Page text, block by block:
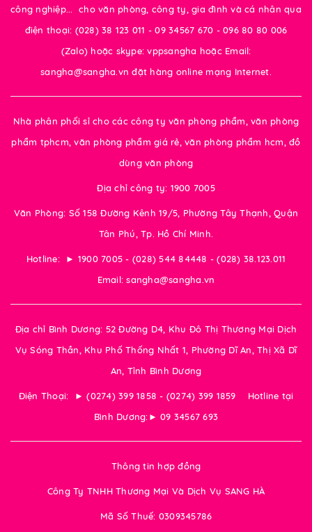
công nghiệp... cho văn phòng, công ty, gia đình và cá nhân qua
điện thoại: (028) 38 123 011 - 09 34567 670 - 096 80 80 006
(Zalo) hoặc skype: vppsangha hoặc Email:
sangha@sangha.vn đặt hàng online mạng Internet.
Nhà phân phối sỉ cho các công ty văn phòng phẩm, văn phòng
phẩm tphcm, văn phòng phẩm giá rẻ, văn phòng phẩm hcm, đồ
dùng văn phòng
Địa chỉ công ty: 1900 7005
Văn Phòng: Số 158 Đường Kênh 19/5, Phường Tây Thạnh, Quận
Tân Phú, Tp. Hồ Chí Minh.
Hotline: ► 1900 7005 - (028) 544 84448 - (028) 38.123.011
Email: sangha@sangha.vn
Địa chỉ Bình Dương: 52 Đường D4, Khu Đô Thị Thương Mại Dịch
Vụ Sóng Thần, Khu Phố Thống Nhất 1, Phường Dĩ An, Thị Xã Dĩ
An, Tỉnh Bình Dương
Điện Thoại: ► (0274) 399 1858 - (0274) 399 1859 Hotline tại
Bình Dương:► 09 34567 693
Thông tin hợp đồng
Công Ty TNHH Thương Mại Và Dịch Vụ SANG HÀ
Mã Số Thuế: 0309345786